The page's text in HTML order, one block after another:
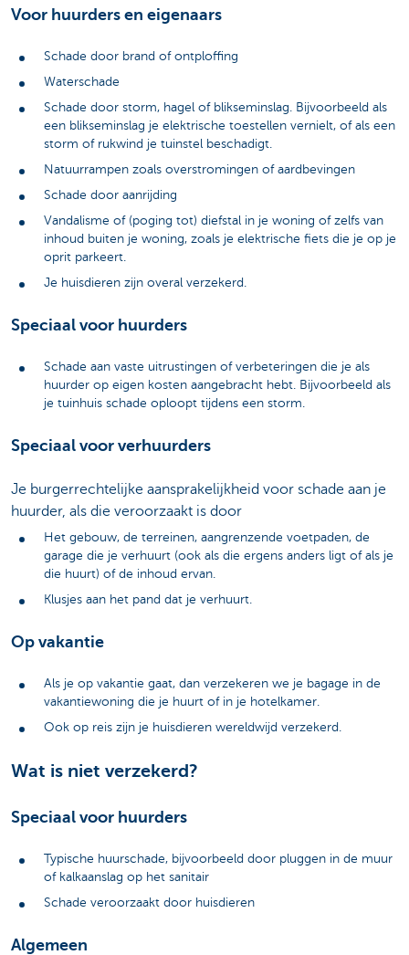
Voor huurders en eigenaars
Schade door brand of ontploffing
Waterschade
Schade door storm, hagel of blikseminslag. Bijvoorbeeld als
een blikseminslag je elektrische toestellen vernielt, of als een
storm of rukwind je tuinstel beschadigt.
Natuurrampen zoals overstromingen of aardbevingen
Schade door aanrijding
Vandalisme of (poging tot) diefstal in je woning of zelfs van
inhoud buiten je woning, zoals je elektrische fiets die je op je
oprit parkeert.
Je huisdieren zijn overal verzekerd.
Speciaal voor huurders
Schade aan vaste uitrustingen of verbeteringen die je als
huurder op eigen kosten aangebracht hebt. Bijvoorbeeld als
je tuinhuis schade oploopt tijdens een storm.
Speciaal voor verhuurders
Je burgerrechtelijke aansprakelijkheid voor schade aan je
huurder, als die veroorzaakt is door
Het gebouw, de terreinen, aangrenzende voetpaden, de
garage die je verhuurt (ook als die ergens anders ligt of als je
die huurt) of de inhoud ervan.
Klusjes aan het pand dat je verhuurt.
Op vakantie
Als je op vakantie gaat, dan verzekeren we je bagage in de
vakantiewoning die je huurt of in je hotelkamer.
Ook op reis zijn je huisdieren wereldwijd verzekerd.
Wat is niet verzekerd?
Speciaal voor huurders
Typische huurschade, bijvoorbeeld door pluggen in de muur
of kalkaanslag op het sanitair
Schade veroorzaakt door huisdieren
Algemeen